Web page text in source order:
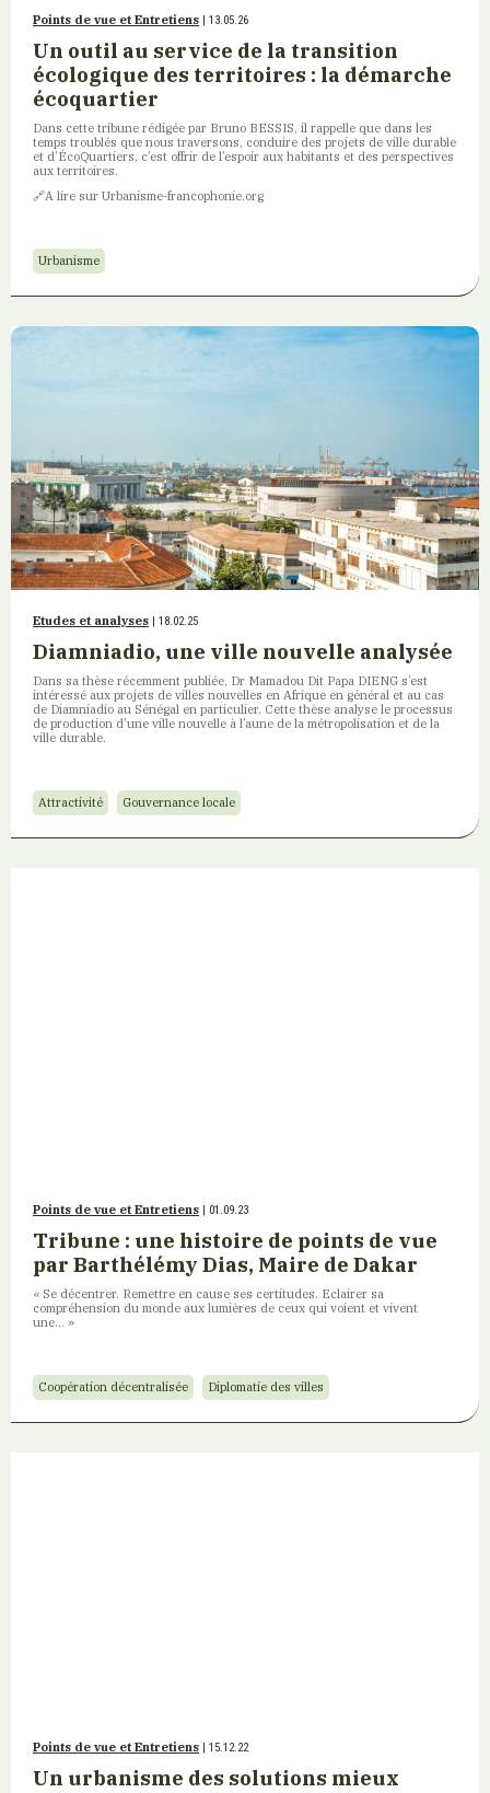
Points de vue et Entretiens | 13.05.26
Un outil au service de la transition
écologique des territoires : la démarche
écoquartier
Dans cette tribune rédigée par Bruno BESSIS, il rappelle que dans les
temps troublés que nous traversons, conduire des projets de ville durable
et d’ÉcoQuartiers, c’est offrir de l’espoir aux habitants et des perspectives
aux territoires.
🔗A lire sur Urbanisme-francophonie.org
Urbanisme
Etudes et analyses | 18.02.25
Diamniadio, une ville nouvelle analysée
Dans sa thèse récemment publiée, Dr Mamadou Dit Papa DIENG s’est
intéressé aux projets de villes nouvelles en Afrique en général et au cas
de Diamniadio au Sénégal en particulier. Cette thèse analyse le processus
de production d’une ville nouvelle à l’aune de la métropolisation et de la
ville durable.
Attractivité Gouvernance locale
Points de vue et Entretiens | 01.09.23
Tribune : une histoire de points de vue
par Barthélémy Dias, Maire de Dakar
« Se décentrer. Remettre en cause ses certitudes. Eclairer sa
compréhension du monde aux lumières de ceux qui voient et vivent
une… »
Coopération décentralisée Diplomatie des villes
Points de vue et Entretiens | 15.12.22
Un urbanisme des solutions mieux